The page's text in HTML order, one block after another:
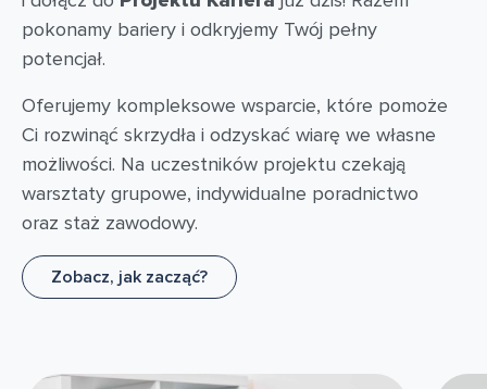
pokonamy bariery i odkryjemy Twój pełny
potencjał.
Oferujemy kompleksowe wsparcie, które pomoże
Ci rozwinąć skrzydła i odzyskać wiarę we własne
możliwości. Na uczestników projektu czekają
warsztaty grupowe, indywidualne poradnictwo
oraz staż zawodowy.
Zobacz, jak zacząć?